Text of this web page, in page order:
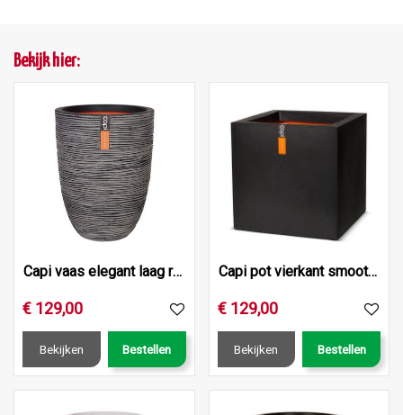
Bekijk hier:
Capi vaas elegant laag rib nl 46x58 antraciet
€ 129,00
Bekijken Bestellen
Capi pot vierkant smooth nl 50x50x50 zwart
€ 129,00
Bekijken Bestellen